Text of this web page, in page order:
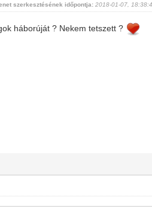
szerkesztésének időpontja: 2018-01-07,
háborúját ? Nekem tetszett ?